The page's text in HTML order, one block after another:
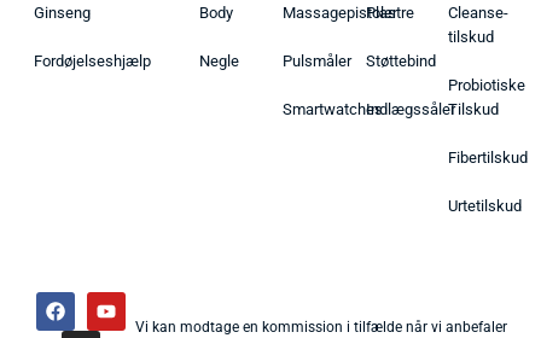
Ginseng
Fordøjelseshjælp
Body
Negle
Massagepistoler
Pulsmåler
Smartwatches
Plastre
Støttebind
Indlægssåler
Cleanse-
tilskud
Probiotiske
Tilskud
Fibertilskud
Urtetilskud
Vi kan modtage en kommission i tilfælde når vi anbefaler